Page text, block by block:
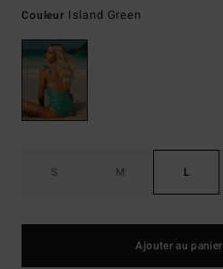
Couleur Island Green
S M L
Ajouter au panier